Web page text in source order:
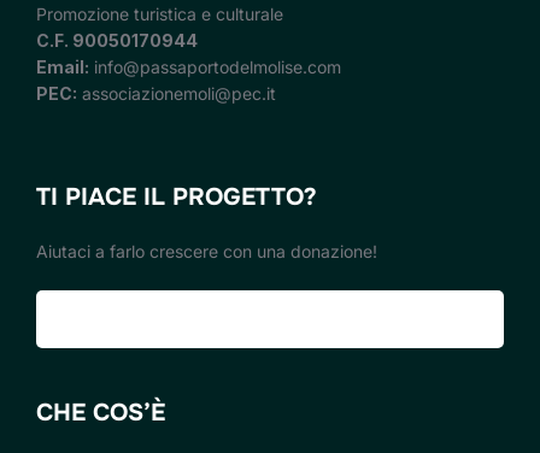
Promozione turistica e culturale
C.F. 90050170944
Email: info@passaportodelmolise.com
PEC: associazionemoli@pec.it
TI PIACE IL PROGETTO?
Aiutaci a farlo crescere con una donazione!
CHE COS’È